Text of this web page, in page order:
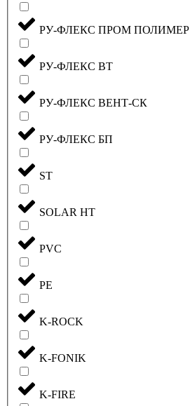
РУ-ФЛЕКС ПРОМ ПОЛИМЕР
РУ-ФЛЕКС ВТ
РУ-ФЛЕКС ВЕНТ-СК
РУ-ФЛЕКС БП
ST
SOLAR HT
PVC
PE
K-ROCK
K-FONIK
K-FIRE